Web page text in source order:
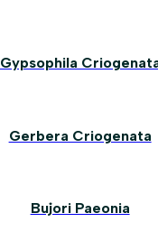
Gypsophila
Gerbera Criogenata
Bujori Paeonia